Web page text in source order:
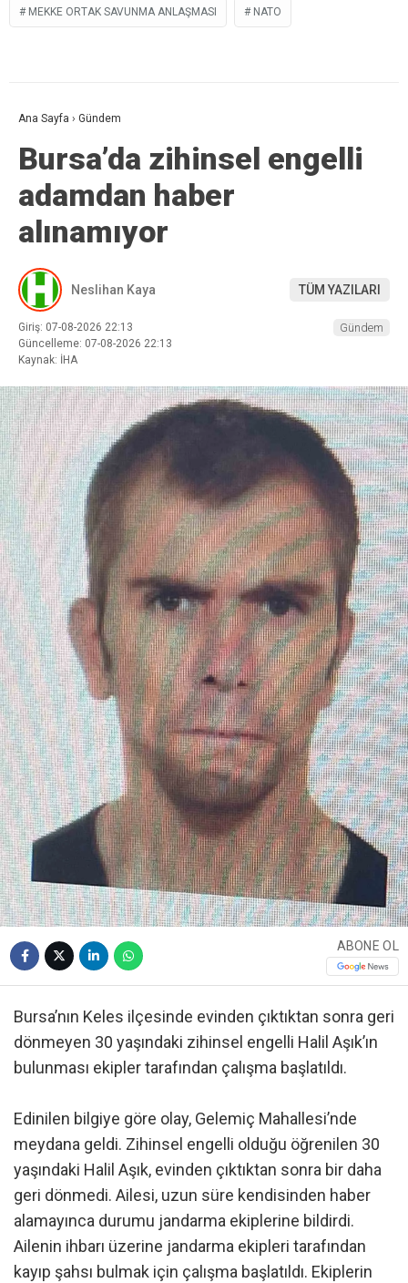
MEKKE ORTAK SAVUNMA ANLAŞMASI NATO
Ana Sayfa › Gündem
Bursa’da zihinsel engelli
adamdan haber
alınamıyor
Neslihan Kaya TÜM YAZILARI
Giriş: 07-08-2026 22:13
Güncelleme: 07-08-2026 22:13
Kaynak: İHA
Gündem
ABONE OL
Bursa’nın Keles ilçesinde evinden çıktıktan sonra geri
dönmeyen 30 yaşındaki zihinsel engelli Halil Aşık’ın
bulunması ekipler tarafından çalışma başlatıldı.
Edinilen bilgiye göre olay, Gelemiç Mahallesi’nde
meydana geldi. Zihinsel engelli olduğu öğrenilen 30
yaşındaki Halil Aşık, evinden çıktıktan sonra bir daha
geri dönmedi. Ailesi, uzun süre kendisinden haber
alamayınca durumu jandarma ekiplerine bildirdi.
Ailenin ihbarı üzerine jandarma ekipleri tarafından
kayıp şahsı bulmak için çalışma başlatıldı. Ekiplerin